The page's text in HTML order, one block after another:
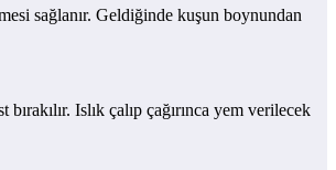
sağlanır. Geldiğinde kuşun boynundan
Islık çalıp çağırınca yem verilecek